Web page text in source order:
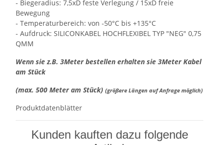
- Biegeradius: 7,5xD feste Verlegung / 15xD freie
Bewegung
- Temperaturbereich: von -50°C bis +135°C
- Aufdruck: SILICONKABEL HOCHFLEXIBEL TYP "NEG" 0,75
QMM
Wenn sie z.B. 3Meter bestellen erhalten sie 3Meter Kabel
am Stück
(max. 500 Meter am Stück) (größere Längen auf Anfrage möglich)
Produktdatenblätter
Kunden kauften dazu folgende